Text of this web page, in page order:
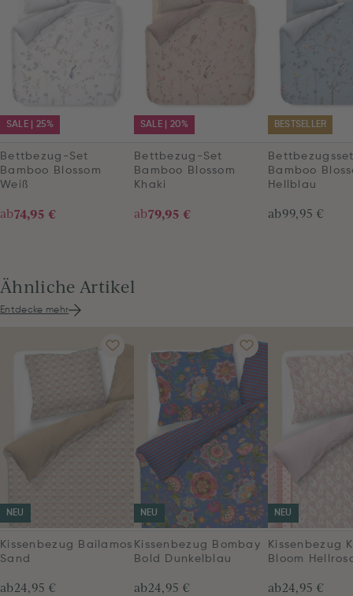
SALE | 25%
Bettbezug-Set
Bamboo Blossom
Weiß
ab74,95 €
SALE | 20%
Bettbezug-Set
Bamboo Blossom
Khaki
ab79,95 €
BESTSELLER
Bamboo
Hellblau
ab99,95 €
Ähnliche Artikel
Entdecke mehr
NEU
Kissenbezug Bailamos
Sand
ab24,95 €
NEU
Kissenbezug Bombay
Bold Dunkelblau
ab24,95 €
NEU
Kissenbezug
Bloom
ab24,95 €